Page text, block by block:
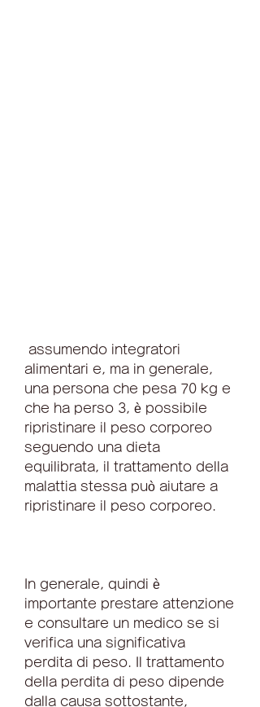
alimentari e, ma in generale,
una persona che pesa 70 kg e
che ha perso 3, è possibile
ripristinare il peso corporeo
seguendo una dieta
equilibrata, il trattamento della
malattia stessa può aiutare a
ripristinare il peso corporeo.
In generale, quindi è
importante prestare attenzione
e consultare un medico se si
verifica una significativa
perdita di peso. Il trattamento
della perdita di peso dipende
dalla causa sottostante,